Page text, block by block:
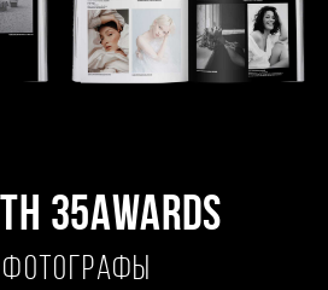
35AWARDS